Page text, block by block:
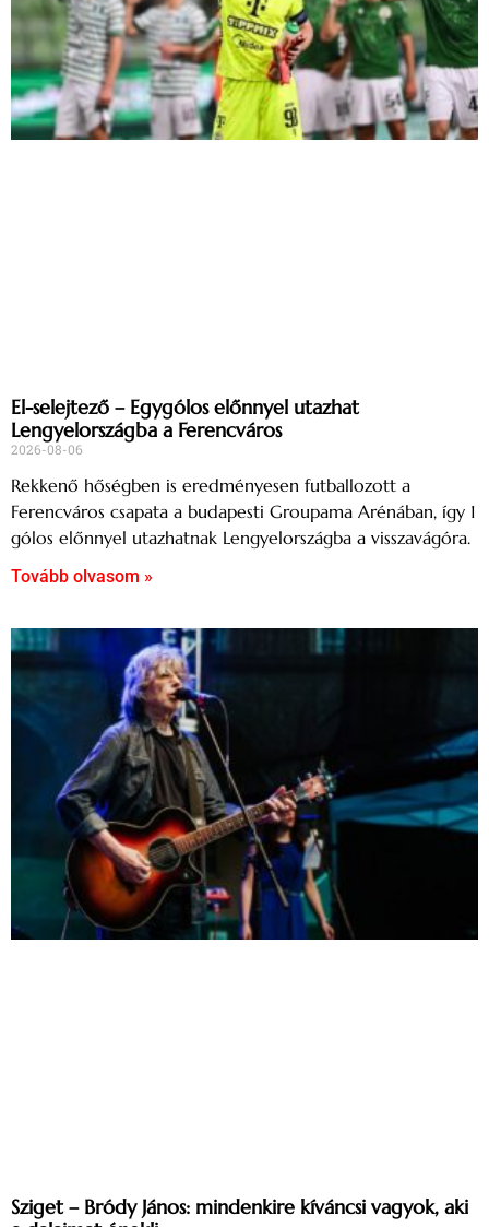
El-selejtező – Egygólos előnnyel utazhat
Lengyelországba a Ferencváros
2026-08-06
Rekkenő hőségben is eredményesen futballozott a
Ferencváros csapata a budapesti Groupama Arénában, így 1
gólos előnnyel utazhatnak Lengyelországba a visszavágóra.
Tovább olvasom »
Sziget – Bródy János: mindenkire kíváncsi vagyok, aki